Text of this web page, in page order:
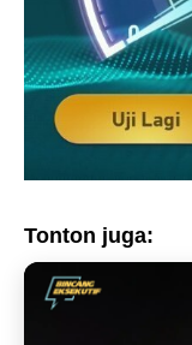
Tonton juga: